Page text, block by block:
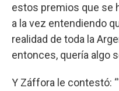
estos premios que se
a la vez entendiendo
realidad de toda la
entonces, quería algo
Y Záffora le contestó: